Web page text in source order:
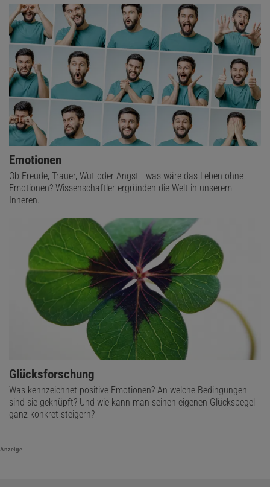
Emotionen
Ob Freude, Trauer, Wut oder Angst - was wäre das Leben ohne
Emotionen? Wissenschaftler ergründen die Welt in unserem
Inneren.
Glücksforschung
Was kennzeichnet positive Emotionen? An welche Bedingungen
sind sie geknüpft? Und wie kann man seinen eigenen Glückspegel
ganz konkret steigern?
Anzeige